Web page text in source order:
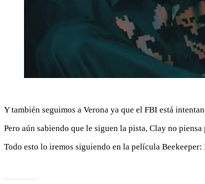
Y también seguimos a Verona ya que el FBI está
Pero aún sabiendo que le siguen la pista, Clay no
Todo esto lo iremos siguiendo en la película